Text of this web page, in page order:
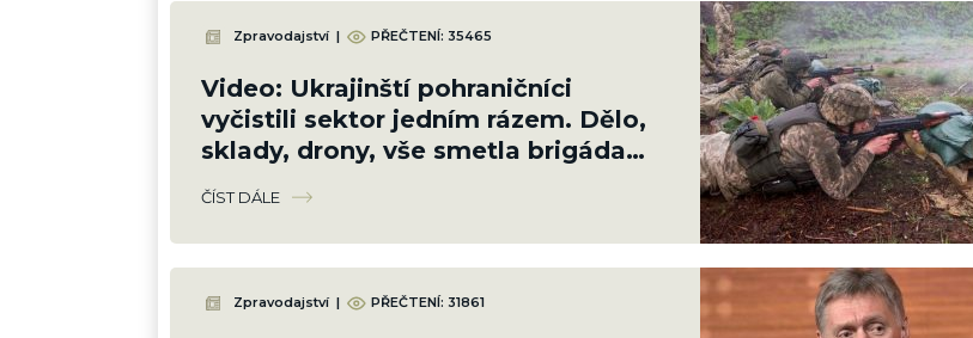
Zpravodajství | PŘEČTENÍ: 35465
Video: Ukrajinští pohraničníci
vyčistili sektor jedním rázem. Dělo,
sklady, drony, vše smetla brigáda
Ocelová Hranice
ČÍST DÁLE
Zpravodajství | PŘEČTENÍ: 31861